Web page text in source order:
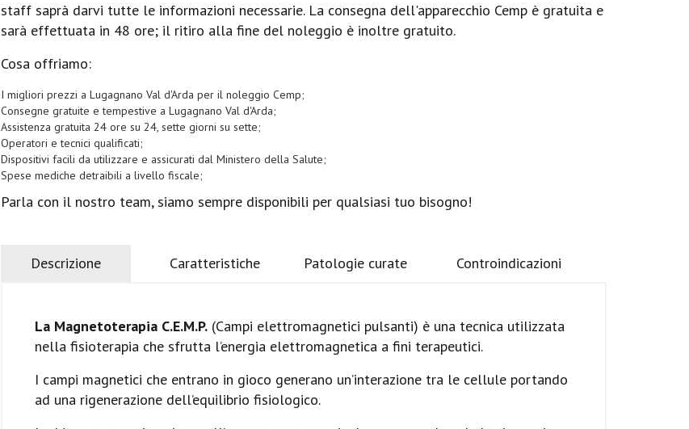
staff saprà darvi tutte le informazioni necessarie. La consegna dell'apparecchio Cemp è gratuita e
sarà effettuata in 48 ore; il ritiro alla fine del noleggio è inoltre gratuito.
Cosa offriamo:
I migliori prezzi a Lugagnano Val d'Arda per il noleggio Cemp;
Consegne gratuite e tempestive a Lugagnano Val d'Arda;
Assistenza gratuita 24 ore su 24, sette giorni su sette;
Operatori e tecnici qualificati;
Dispositivi facili da utilizzare e assicurati dal Ministero della Salute;
Spese mediche detraibili a livello fiscale;
Parla con il nostro team, siamo sempre disponibili per qualsiasi tuo bisogno!
Descrizione Caratteristiche Patologie curate Controindicazioni
La Magnetoterapia C.E.M.P. (Campi elettromagnetici pulsanti) è una tecnica utilizzata
nella fisioterapia che sfrutta l’energia elettromagnetica a fini terapeutici.
I campi magnetici che entrano in gioco generano un’interazione tra le cellule portando
ad una rigenerazione dell’equilibrio fisiologico.